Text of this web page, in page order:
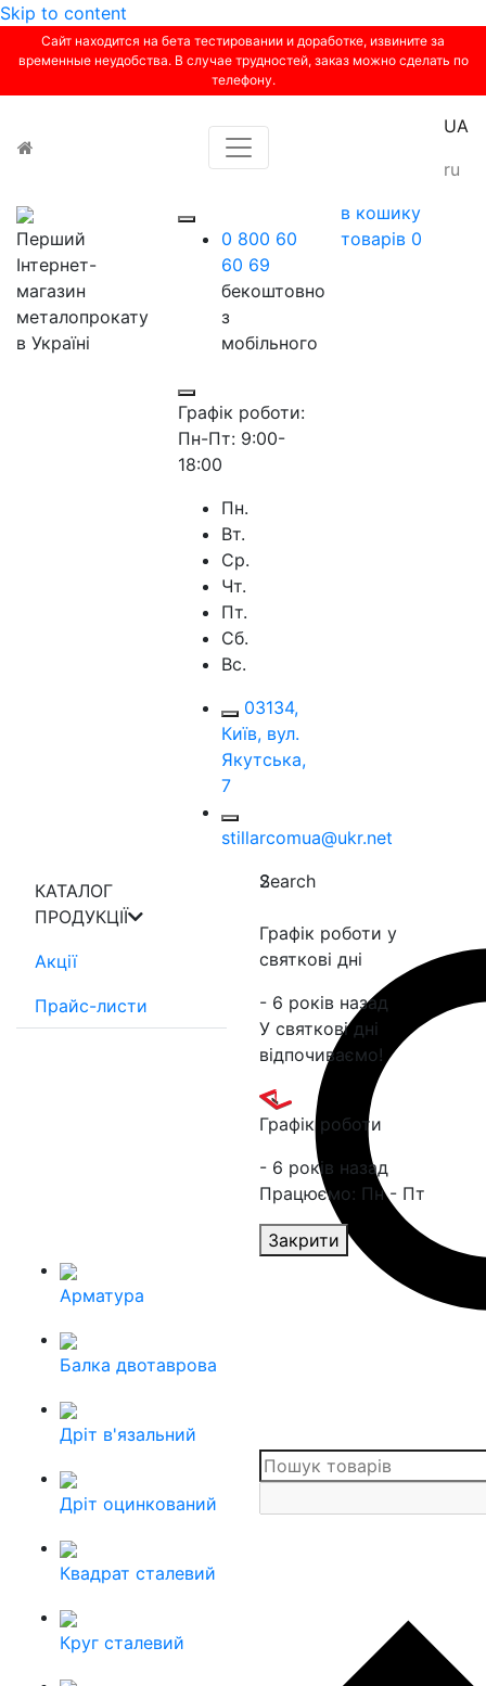
Skip to content
Сайт находится на бета тестировании и доработке, извините за
временные неудобства. В случае трудностей, заказ можно сделать по
телефону.
Toggle navigation
UA
ru
Перший
Інтернет-
магазин
металопрокату
в Україні
0 800 60
60 69
бекоштовно
з
мобільного
Графік роботи:
Пн-Пт: 9:00-
18:00
Пн.
Вт.
Ср.
Чт.
Пт.
Сб.
Вс.
03134,
Київ, вул.
Якутська,
7
stillarcomua@ukr.net
в кошику
товарів 0
КАТАЛОГ
ПРОДУКЦІЇ
Акції
Прайс-листи
Search
2
Графік роботи у
святкові дні
- 6 років назад
У святкові дні
відпочиваємо!
Графік роботи
- 6 років назад
Працюємо: Пн - Пт
Закрити
Арматура
Балка двотаврова
Дріт в'язальний
Дріт оцинкований
Квадрат сталевий
Круг сталевий